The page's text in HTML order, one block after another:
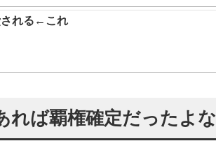
される←これ
れば覇権確定だったよな